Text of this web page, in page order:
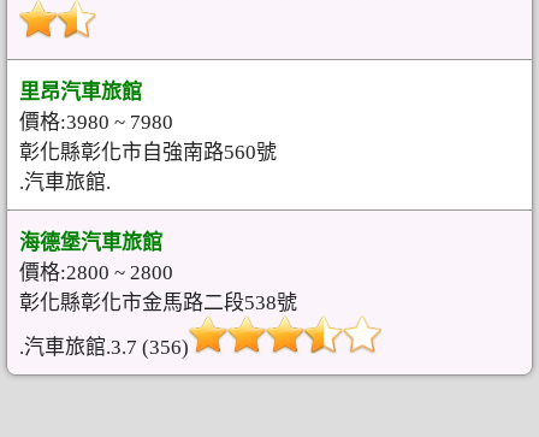
里昂汽車旅館
價格:3980 ~ 7980
彰化縣彰化市自強南路560號
.汽車旅館.
海德堡汽車旅館
價格:2800 ~ 2800
彰化縣彰化市金馬路二段538號
.汽車旅館.3.7 (356)